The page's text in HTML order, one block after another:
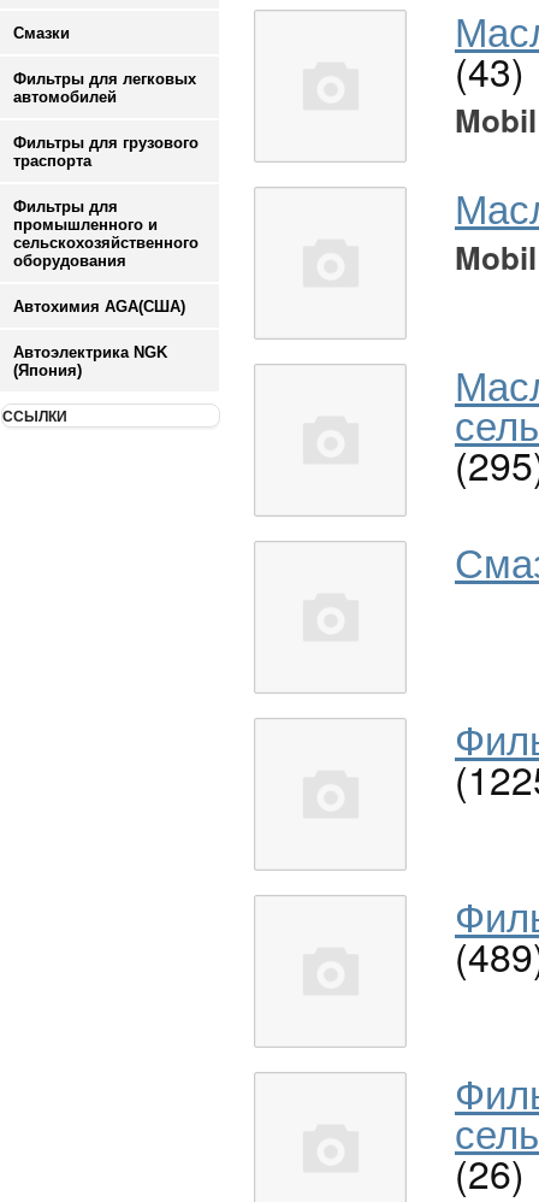
Смазки
Фильтры для легковых
автомобилей
Фильтры для грузового
траспорта
Фильтры для
промышленного и
сельскохозяйственного
оборудования
Автохимия AGA(США)
Автоэлектрика NGK
(Япония)
ССЫЛКИ
(43)
Mobil
Mobil
(26)